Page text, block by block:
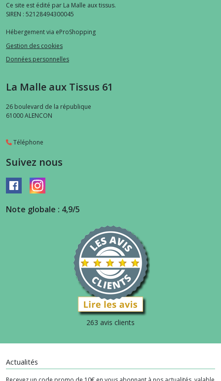
Ce site est édité par La Malle aux tissus.
SIREN : 52128494300045
Hébergement via eProShopping
Gestion des cookies
Données personnelles
La Malle aux Tissus 61
26 boulevard de la république
61000ALENCON
Téléphone
Suivez nous
Note globale : 4,9/5
263 avis clients
Actualités